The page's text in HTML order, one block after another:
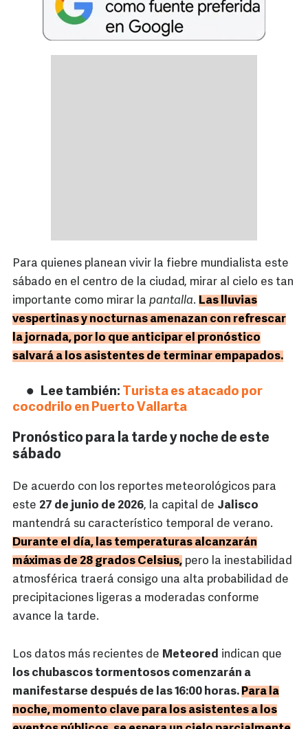
Para quienes planean vivir la fiebre mundialista este
sábado en el centro de la ciudad, mirar al cielo es tan
importante como mirar la pantalla. Las lluvias
vespertinas y nocturnas amenazan con refrescar
la jornada, por lo que anticipar el pronóstico
salvará a los asistentes de terminar empapados.
Lee también: Turista es atacado por
cocodrilo en Puerto Vallarta
Pronóstico para la tarde y noche de este
sábado
De acuerdo con los reportes meteorológicos para
este 27 de junio de 2026, la capital de Jalisco
mantendrá su característico temporal de verano.
Durante el día, las temperaturas alcanzarán
máximas de 28 grados Celsius, pero la inestabilidad
atmosférica traerá consigo una alta probabilidad de
precipitaciones ligeras a moderadas conforme
avance la tarde.
Los datos más recientes de Meteored indican que
los chubascos tormentosos comenzarán a
manifestarse después de las 16:00 horas. Para la
noche, momento clave para los asistentes a los